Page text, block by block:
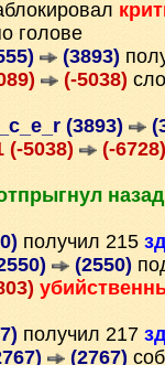
голове
(3893)
(-5038)
(3893)
(-5038)
(-6728)
назад
получил 215
(2550)
получил 217
(2767)